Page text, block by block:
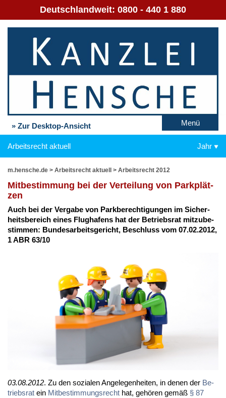
Deutschlandweit: 0800 - 440 1 880
» Zur Desktop-Ansicht Menü
Arbeitsrecht aktuell Jahr
m.hensche.de > Arbeitsrecht aktuell > Arbeitsrecht 2012
Mit­be­stim­mung bei der Ver­tei­lung von Park­plät­
zen
Auch bei der Ver­ga­be von Park­be­rech­ti­gun­gen im Si­cher­
heits­be­reich ei­nes Flug­ha­fens hat der Be­triebs­rat mit­zu­be­
stim­men: Bun­des­ar­beits­ge­richt, Be­schluss vom 07.02.2012,
1 ABR 63/10
03.08.2012. Zu den so­zia­len An­ge­le­gen­hei­ten, in de­nen der Be­
triebs­rat ein Mit­be­stim­mungs­recht hat, ge­hö­ren ge­mäß § 87